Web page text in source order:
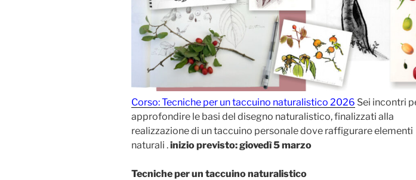
Corso: Tecniche per un taccuino naturalistico 2026 Sei incontri
approfondire le basi del disegno naturalistico, finalizzati alla
realizzazione di un taccuino personale dove raffigurare elementi
naturali .inizio previsto: giovedì 5 marzo
Tecniche per un taccuino naturalistico